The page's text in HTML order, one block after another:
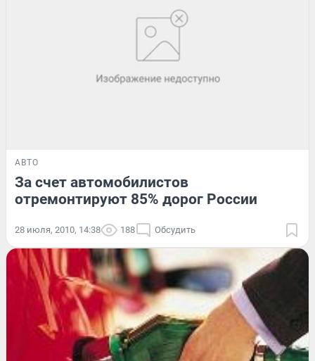
АВТО
За счет автомобилистов
отремонтируют 85% дорог России
28 июля, 2010, 14:38 188 Обсудить